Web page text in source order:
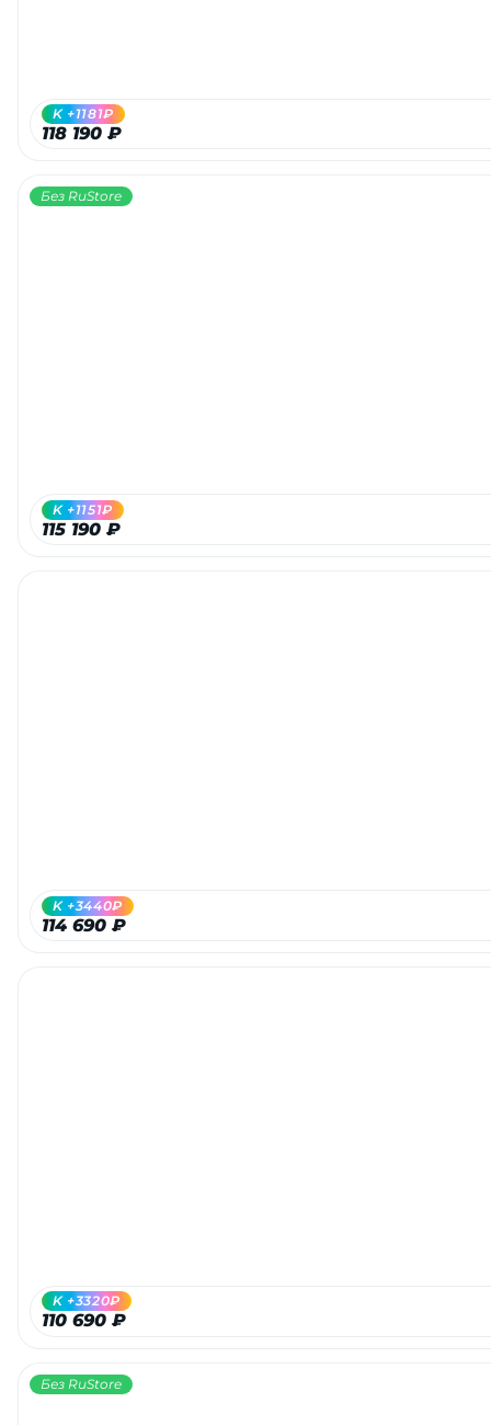
118 190 ₽
K +1181₽
Без RuStore
115 190 ₽
K +1151₽
114 690 ₽
K +3440₽
110 690 ₽
K +3320₽
Без RuStore